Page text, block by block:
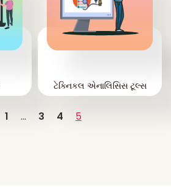
'
ટેક્નિકલ એનાલિસિસ ટૂલ્સ
1 … 3 4 5